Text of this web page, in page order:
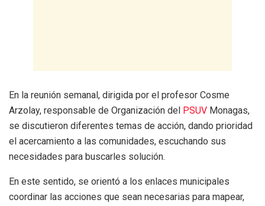
En la reunión semanal, dirigida por el profesor Cosme
Arzolay, responsable de Organización del
PSUV Monagas,
se discutieron diferentes temas de acción, dando prioridad
el acercamiento a las comunidades, escuchando sus
necesidades para buscarles solución.
En este sentido, se orientó a los enlaces municipales
coordinar las acciones que sean necesarias para mapear,